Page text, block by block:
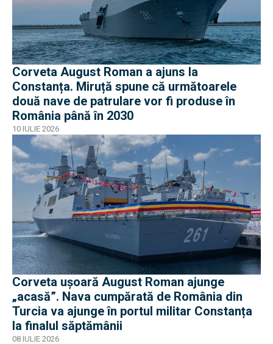
Corveta August Roman a ajuns la
Constanța. Miruță spune că următoarele
două nave de patrulare vor fi produse în
România până în 2030
10 IULIE 2026
Corveta ușoară August Roman ajunge
„acasă”. Nava cumpărată de România din
Turcia va ajunge în portul militar Constanța
la finalul săptămânii
08 IULIE 2026